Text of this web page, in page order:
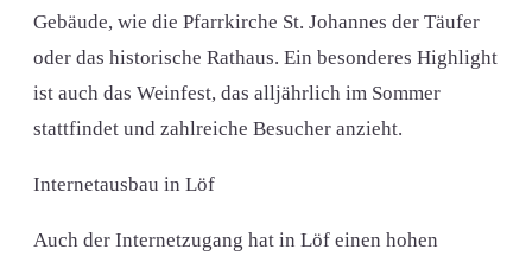
Gebäude, wie die Pfarrkirche St. Johannes der Täufer
oder das historische Rathaus. Ein besonderes Highlight
ist auch das Weinfest, das alljährlich im Sommer
stattfindet und zahlreiche Besucher anzieht.
Internetausbau in Löf
Auch der Internetzugang hat in Löf einen hohen